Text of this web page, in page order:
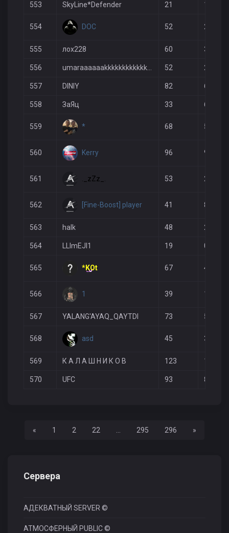
553 SkyLine*Defender 21 1
554 DOC 52 22
555 лох228 60 39
556 umaraaaaaakkkkkkkkkkkkkkkkkkkkk 52 26
557 DINIY 82 69
558 ЗаЯц 33 6
559 * 68 57
560 Kerry 96 91
561 ._zZz_. 53 29
562 [Fine-Boost] player 41 8
563 halk 48 24
564 LLImEJI1 19 0
565 *KOt 67 48
566 1 39 14
567 YALANG'AYAQ_QAYTDI 73 52
568 asd 45 32
569 К А Л А Ш Н И К О В 123 113
570 UFC 93 88
« Назад1 2 22 295 296 »
Сервера
АДЕКВАТНЫЙ SERVER ©
АТМОСФЕРНЫЙ PUBLIC ©